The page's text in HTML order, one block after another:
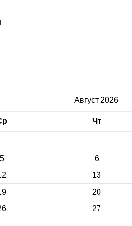
Август 2026
Чт
5 6
13
20
27